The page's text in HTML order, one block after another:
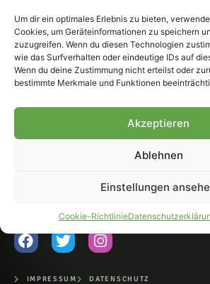
Um dir ein optimales Erlebnis zu bieten,
Cookies, um Geräteinformationen zu speichern
zuzugreifen. Wenn du diesen Technologien
wie das Surfverhalten oder eindeutige IDs auf
Wenn du deine Zustimmung nicht erteilst oder
bestimmte Merkmale und Funktionen
Akzeptieren
Ablehnen
Einstellungen
Cookie-Richtlinie
© 2007-2026 Fohlen-Hautnah.de
– Alle rechte vorbehalten.
Fohlen-Hautnah.de ist ein
offiziell eingetragenes Magazin
bei der Deutschen
Nationalbibliothek (ISSN 1868-
auszugsweise, nur mit
IMPRESSUM
DATENSCHUTZ